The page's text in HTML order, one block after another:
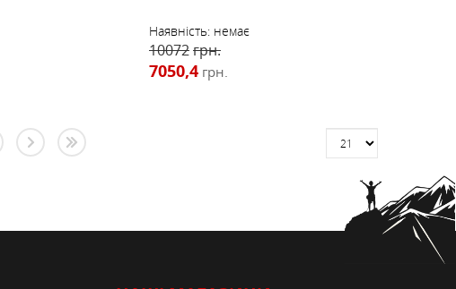
Наявність: немає
10072грн.
7050,4 грн.